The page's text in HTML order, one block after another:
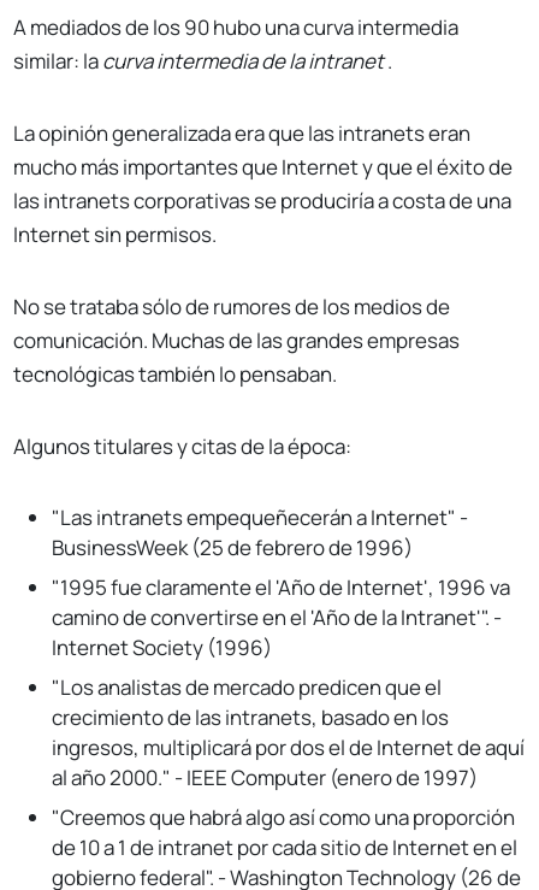
A mediados de los 90 hubo una curva intermedia
similar: lacurva intermedia de la intranet.
La opinión generalizada era que las intranets eran
mucho más importantes que Internet y que el éxito de
las intranets corporativas se produciría a costa de una
Internet sin permisos.
No se trataba sólo de rumores de los medios de
comunicación. Muchas de las grandes empresas
tecnológicas también lo pensaban.
Algunos titulares y citas de la época:
"Las intranets empequeñecerán a Internet" -
BusinessWeek (25 de febrero de 1996)
"1995 fue claramente el 'Año de Internet', 1996 va
camino de convertirse en el 'Año de la Intranet'". -
Internet Society (1996)
"Los analistas de mercado predicen que el
crecimiento de las intranets, basado en los
ingresos, multiplicará por dos el de Internet de aquí
al año 2000." - IEEE Computer (enero de 1997)
"Creemos que habrá algo así como una proporción
de 10 a 1 de intranet por cada sitio de Internet en el
gobierno federal". - Washington Technology (26 de